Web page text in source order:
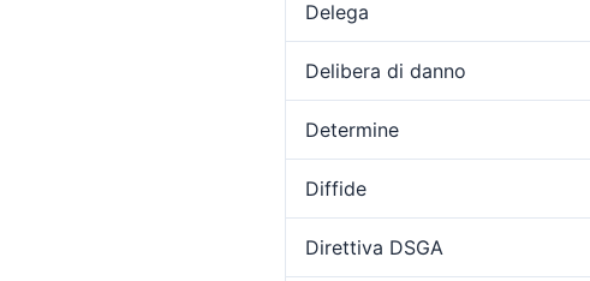
Delega
Delibera di danno
Determine
Diffide
Direttiva DSGA